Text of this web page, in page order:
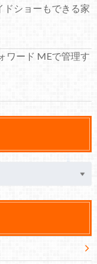
ドショーもできる家
ワード MEで管理す